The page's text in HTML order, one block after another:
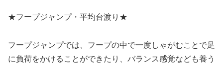
★フープジャンプ・平均台渡り★
フープジャンプでは、フープの中で一度しゃがむことで足
に負荷をかけることができたり、バランス感覚なども養う